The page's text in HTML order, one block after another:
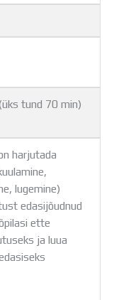
tund 70 min)
harjutada
lugemine)
edasijõudnud
ette
ja luua